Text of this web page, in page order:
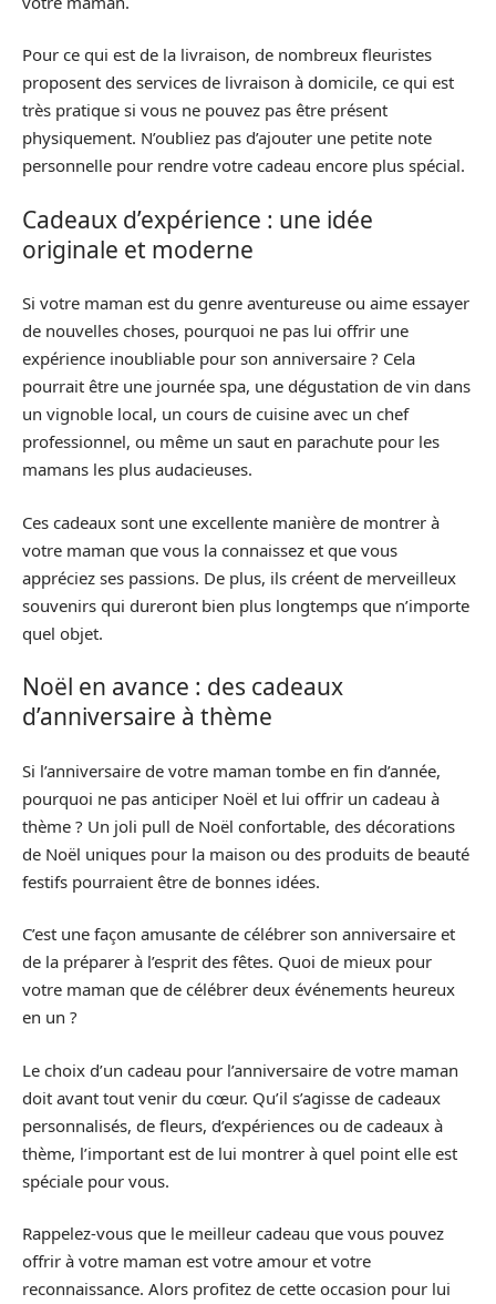
Pour ce qui est de la livraison, de nombreux fleuristes
proposent des services de livraison à domicile, ce qui est
très pratique si vous ne pouvez pas être présent
physiquement. N’oubliez pas d’ajouter une petite note
personnelle pour rendre votre cadeau encore plus spécial.
Cadeaux d’expérience : une idée
originale et moderne
Si votre maman est du genre aventureuse ou aime essayer
de nouvelles choses, pourquoi ne pas lui offrir une
expérience inoubliable pour son anniversaire ? Cela
pourrait être une journée spa, une dégustation de vin dans
un vignoble local, un cours de cuisine avec un chef
professionnel, ou même un saut en parachute pour les
mamans les plus audacieuses.
Ces cadeaux sont une excellente manière de montrer à
votre maman que vous la connaissez et que vous
appréciez ses passions. De plus, ils créent de merveilleux
souvenirs qui dureront bien plus longtemps que n’importe
quel objet.
Noël en avance : des cadeaux
d’anniversaire à thème
Si l’anniversaire de votre maman tombe en fin d’année,
pourquoi ne pas anticiper Noël et lui offrir un cadeau à
thème ? Un joli pull de Noël confortable, des décorations
de Noël uniques pour la maison ou des produits de beauté
festifs pourraient être de bonnes idées.
C’est une façon amusante de célébrer son anniversaire et
de la préparer à l’esprit des fêtes. Quoi de mieux pour
votre maman que de célébrer deux événements heureux
en un ?
Le choix d’un cadeau pour l’anniversaire de votre maman
doit avant tout venir du cœur. Qu’il s’agisse de cadeaux
personnalisés, de fleurs, d’expériences ou de cadeaux à
thème, l’important est de lui montrer à quel point elle est
spéciale pour vous.
Rappelez-vous que le meilleur cadeau que vous pouvez
offrir à votre maman est votre amour et votre
reconnaissance. Alors profitez de cette occasion pour lui